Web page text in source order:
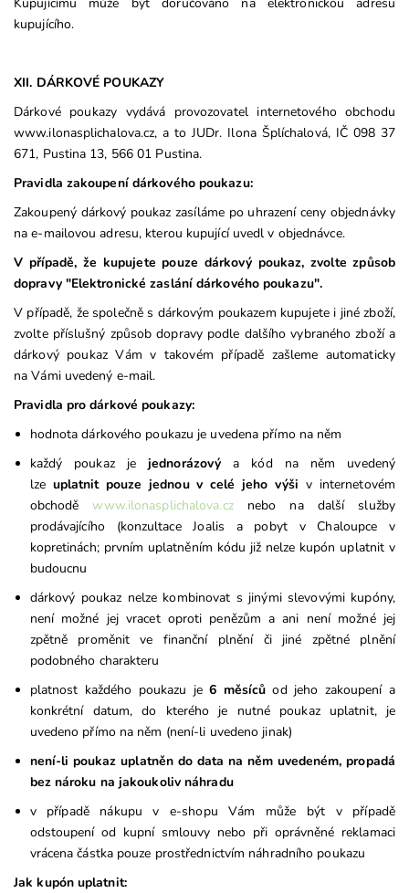
kupujícího.
XII. DÁRKOVÉ POUKAZY
Dárkové poukazy vydává provozovatel internetového obchodu
www.ilonasplichalova.cz, a to JUDr. Ilona Šplíchalová, IČ 098 37
671, Pustina 13, 566 01 Pustina.
Pravidla zakoupení dárkového poukazu:
Zakoupený dárkový poukaz zasíláme po uhrazení ceny objednávky
na e-mailovou adresu, kterou kupující uvedl v objednávce.
V případě, že kupujete pouze dárkový poukaz, zvolte způsob
dopravy "Elektronické zaslání dárkového poukazu".
V případě, že společně s dárkovým poukazem kupujete i jiné zboží,
zvolte příslušný způsob dopravy podle dalšího vybraného zboží a
dárkový poukaz Vám v takovém případě zašleme automaticky
na Vámi uvedený e-mail.
Pravidla pro dárkové poukazy:
hodnota dárkového poukazu je uvedena přímo na něm
každý poukaz jejednorázovýa kód na něm uvedený
lze uplatnit pouze jednou v celé jeho výši v internetovém
obchoděwww.ilonasplichalova.cznebo na další služby
prodávajícího (konzultace Joalis a pobyt v Chaloupce v
kopretinách; prvním uplatněním kódu již nelze kupón uplatnit v
budoucnu
dárkový poukaz nelze kombinovat s jinými slevovými kupóny,
není možné jej vracet oproti penězům a ani není možné jej
zpětně proměnit ve finanční plnění či jiné zpětné plnění
podobného charakteru
platnost každého poukazu je6 měsíců od jeho zakoupení a
konkrétní datum, do kterého je nutné poukaz uplatnit, je
uvedeno přímo na něm (není-li uvedeno jinak)
není-li poukaz uplatněn do data na něm uvedeném, propadá
bez nároku na jakoukoliv náhradu
v případě nákupu v e-shopu Vám může být v případě
odstoupení od kupní smlouvy nebo při oprávněné reklamaci
vrácena částka pouze prostřednictvím náhradního poukazu
Jak kupón uplatnit: